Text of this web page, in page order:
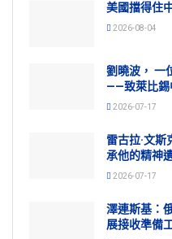
美國擋得住
2026-08-04
劉曉波， 一
——致萊比錫
2026-07-17
雷古拉·文
承他的精神
2026-07-17
澤連斯基：
展接收準備